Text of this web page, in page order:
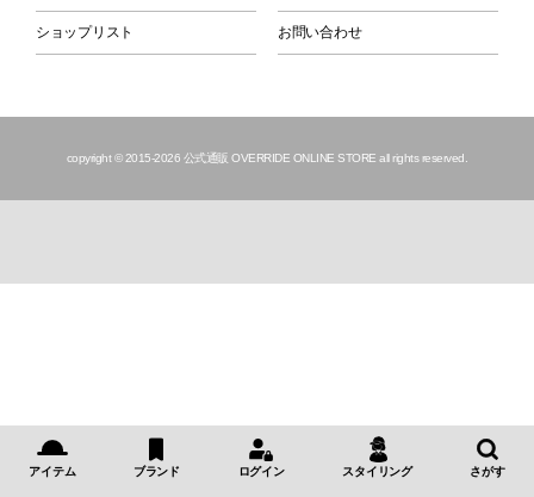
ショップリスト お問い合わせ
copyright © 2015-2026 公式通販 OVERRIDE ONLINE STORE all rights reserved.
アイテム ブランド ログイン スタイリング さがす